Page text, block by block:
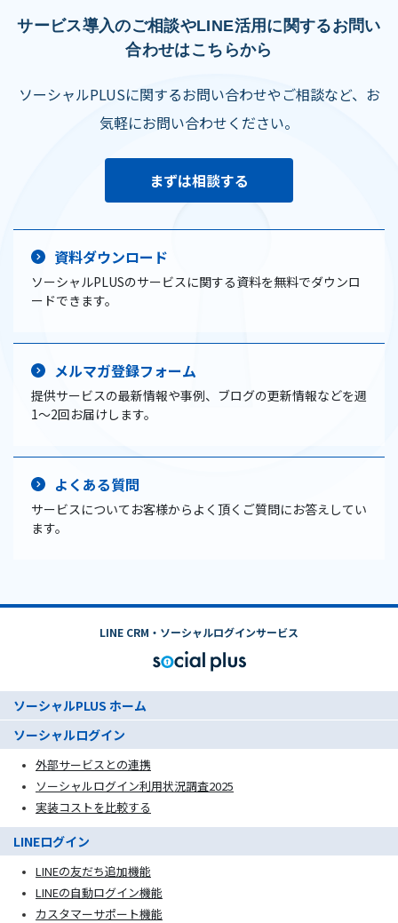
サービス導入のご相談やLINE活用に関するお問い
合わせはこちらから
ソーシャルPLUSに関するお問い合わせやご相談など、お
気軽にお問い合わせください。
まずは相談する
資料ダウンロード
ソーシャルPLUSのサービスに関する資料を無料でダウンロ
ードできます。
メルマガ登録フォーム
提供サービスの最新情報や事例、ブログの更新情報などを週
1〜2回お届けします。
よくある質問
サービスについてお客様からよく頂くご質問にお答えしてい
ます。
LINE CRM・ソーシャルログインサービス
ソーシャルPLUS ホーム
ソーシャルログイン
外部サービスとの連携
ソーシャルログイン利用状況調査2025
実装コストを比較する
LINEログイン
LINEの友だち追加機能
LINEの自動ログイン機能
カスタマーサポート機能